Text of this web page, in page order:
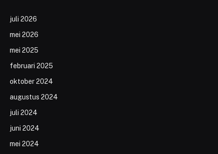
juli 2026
mei 2026
mei 2025
februari 2025
oktober 2024
augustus 2024
juli 2024
juni 2024
mei 2024